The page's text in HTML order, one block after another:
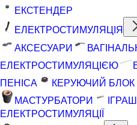
ЕКСТЕНДЕР
ЕЛЕКТРОСТИМУЛЯЦІЯ
АКСЕСУАРИ
ЕЛЕКТРОСТИМУЛЯЦІЄЮ
ПЕНІСА
КЕРУЮЧИЙ БЛОК
МАСТУРБАТОРИ
ЕЛЕКТРОСТИМУЛЯЦІЇ